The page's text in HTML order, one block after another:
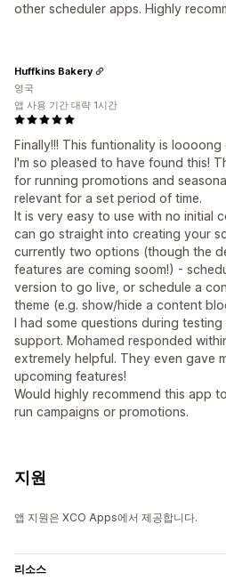
other scheduler apps. Highly
Finally!!! This funtionality is
I'm so pleased to have found this!
for running promotions and
relevant for a set period of time.
It is very easy to use with no initial
can go straight into creating your
currently two options (though the
features are coming soom!) -
version to go live, or schedule a
theme (e.g. show/hide a content
I had some questions during
support. Mohamed responded
extremely helpful. They even gave
upcoming features!
Would highly recommend this app
run campaigns or promotions.
Huffkins Bakery
영국
앱 사용 기간 대략 1시간
지원
앱 지원은 XCO Apps에서 제공합니다.
리소스